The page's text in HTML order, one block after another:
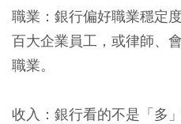
職業： 銀行偏好職業穩定
百大企業員工，或律師、
職業。
收入： 銀行看的不是「多